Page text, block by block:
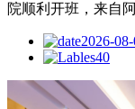
院顺利开班，来自
2026-
40